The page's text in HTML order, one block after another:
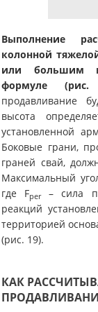
Выполнение
колонной
или большим
формуле (рис.
продавливание
высота
установленной
Боковые грани,
граней свай,
Максимальный
где Fper– сила
реакций
территорией
(рис. 19).
КАК